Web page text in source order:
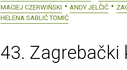
MACIEJ CZERWIŃSKI
ANDY JELČIĆ
HELENA SABLIĆ TOMIĆ
43. Zagrebački